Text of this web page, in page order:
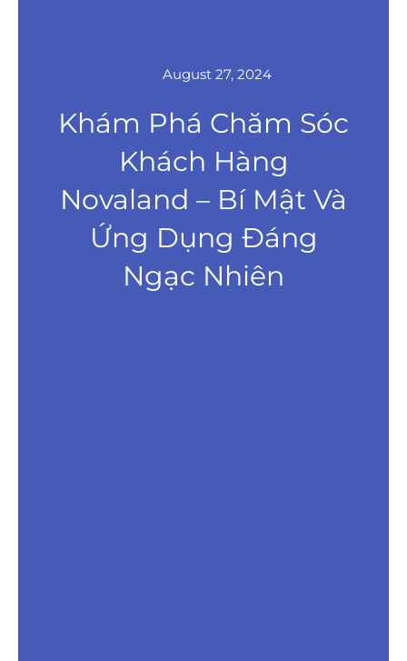
August 27, 2024
Khám Phá Chăm Sóc
Khách Hàng
Novaland – Bí Mật Và
Ứng Dụng Đáng
Ngạc Nhiên